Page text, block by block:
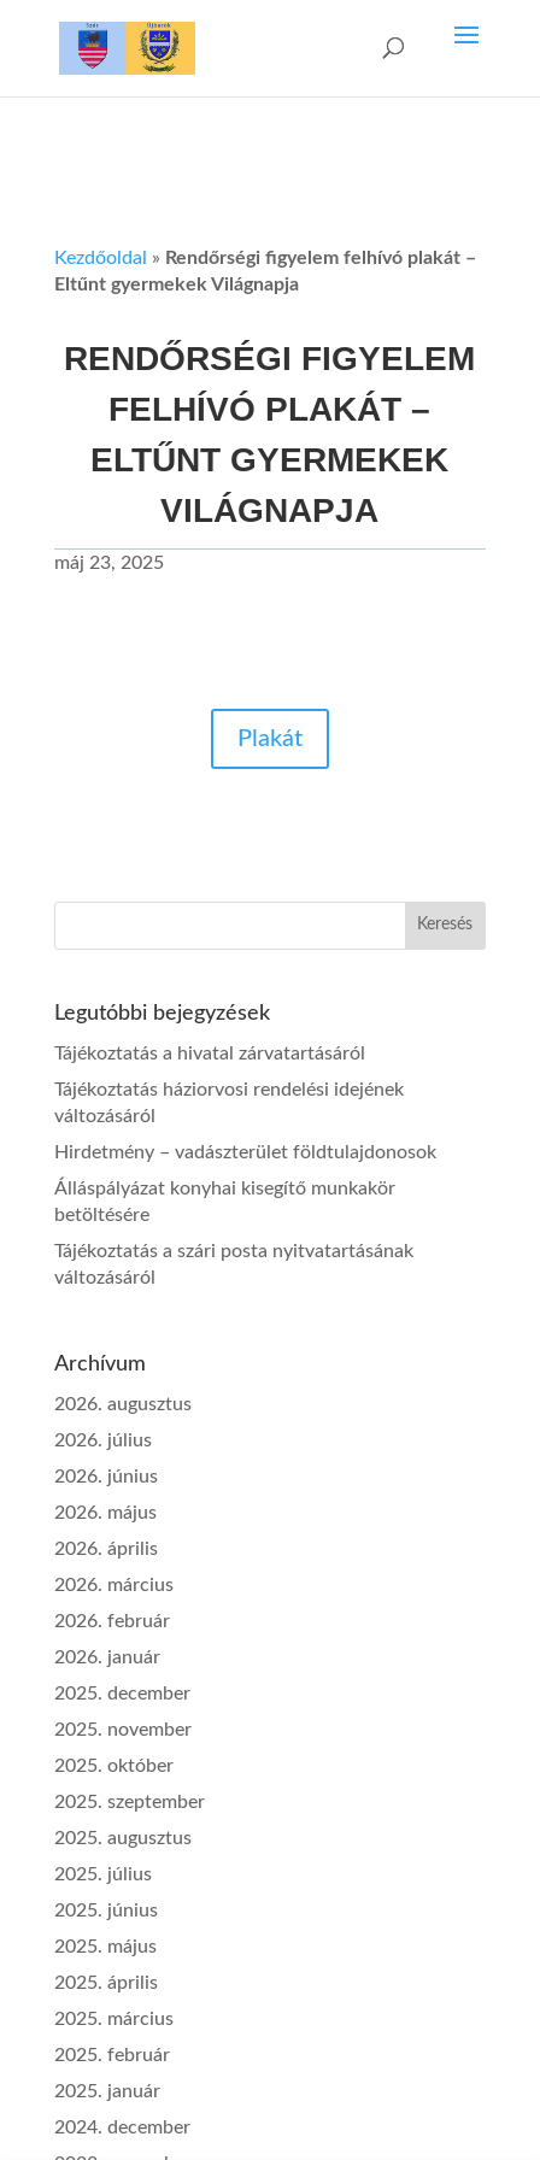
Kezdőoldal » Rendőrségi figyelem felhívó plakát –
Eltűnt gyermekek Világnapja
RENDŐRSÉGI FIGYELEM
FELHÍVÓ PLAKÁT –
ELTŰNT GYERMEKEK
VILÁGNAPJA
máj 23, 2025
Plakát
Legutóbbi bejegyzések
Tájékoztatás a hivatal zárvatartásáról
Tájékoztatás háziorvosi rendelési idejének
változásáról
Hirdetmény – vadászterület földtulajdonosok
Álláspályázat konyhai kisegítő munkakör
betöltésére
Tájékoztatás a szári posta nyitvatartásának
változásáról
Archívum
2026. augusztus
2026. július
2026. június
2026. május
2026. április
2026. március
2026. február
2026. január
2025. december
2025. november
2025. október
2025. szeptember
2025. augusztus
2025. július
2025. június
2025. május
2025. április
2025. március
2025. február
2025. január
2024. december